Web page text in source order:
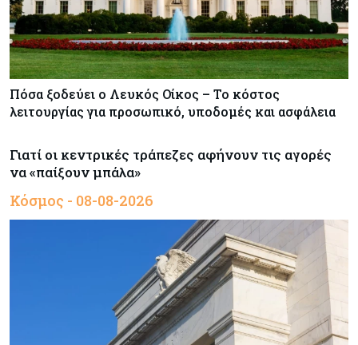
Πόσα ξοδεύει ο Λευκός Οίκος – Το κόστος
λειτουργίας για προσωπικό, υποδομές και ασφάλεια
Γιατί οι κεντρικές τράπεζες αφήνουν τις αγορές
να «παίξουν μπάλα»
Κόσμος - 08-08-2026